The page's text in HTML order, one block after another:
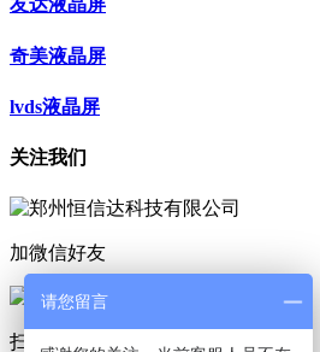
友达液晶屏
奇美液晶屏
lvds液晶屏
关注我们
加微信好友
扫码咨询
请您留言